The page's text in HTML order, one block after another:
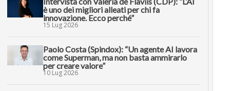
è uno dei migliori alleati per chi fa
innovazione. Ecco perché”
15 Lug 2026
Paolo Costa (Spindox): “Un agente AI lavora
come Superman, ma non basta ammirarlo
per creare valore”
10 Lug 2026